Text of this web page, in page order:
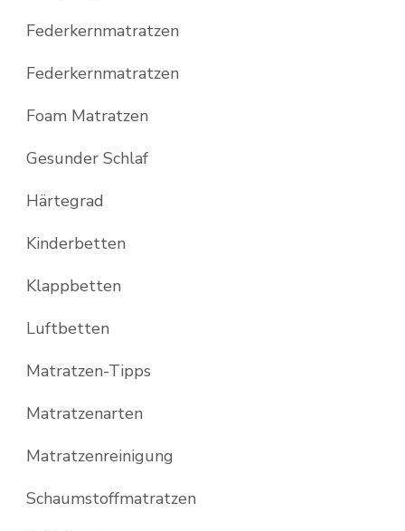
Federkernmatratzen
Federkernmatratzen
Foam Matratzen
Gesunder Schlaf
Härtegrad
Kinderbetten
Klappbetten
Luftbetten
Matratzen-Tipps
Matratzenarten
Matratzenreinigung
Schaumstoffmatratzen